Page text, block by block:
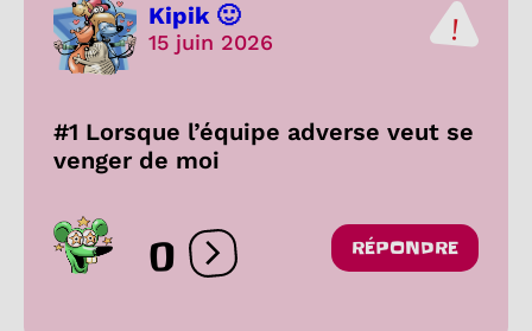
Kipik 🙂
15 juin 2026
#1 Lorsque l’équipe adverse veut se
venger de moi
0 Ouvrir les réactions
RÉPONDRE